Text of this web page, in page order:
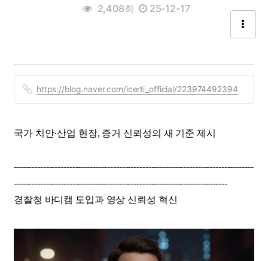
2,408회 25-12-17
https://blog.naver.com/icerti_official/223974492394
국가 치안·산업 현장, 증거 신뢰성의 새 기준 제시
----------------------------------------------------------------------------------
-------------------------------------------------------------------------
경찰청 바디캠 도입과 영상 신뢰성 혁신